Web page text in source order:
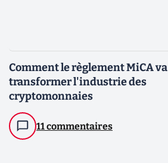
Comment le règlement MiCA va
transformer l'industrie des
cryptomonnaies
11 commentaires